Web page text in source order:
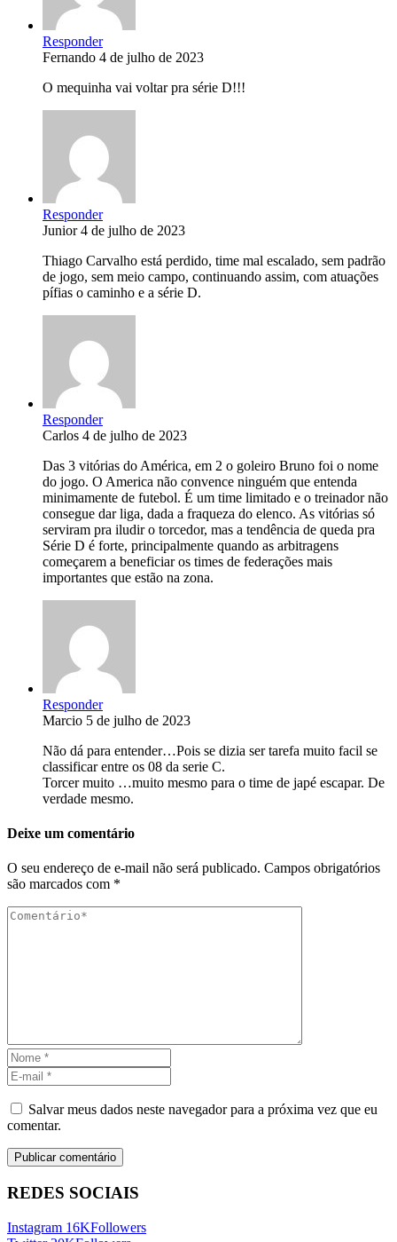
Responder
Fernando 4 de julho de 2023
O mequinha vai voltar pra série D!!!
Responder
Junior4 de julho de 2023
Thiago Carvalho está perdido, time mal escalado, sem padrão
de jogo, sem meio campo, continuando assim, com atuações
pífias o caminho e a série D.
Responder
Carlos 4 de julho de 2023
Das 3 vitórias do América, em 2 o goleiro Bruno foi o nome
do jogo. O America não convence ninguém que entenda
minimamente de futebol. É um time limitado e o treinador não
consegue dar liga, dada a fraqueza do elenco. As vitórias só
serviram pra iludir o torcedor, mas a tendência de queda pra
Série D é forte, principalmente quando as arbitragens
começarem a beneficiar os times de federações mais
importantes que estão na zona.
Responder
Marcio 5 de julho de 2023
Não dá para entender…Pois se dizia ser tarefa muito facil se
classificar entre os 08 da serie C.
Torcer muito …muito mesmo para o time de japé escapar. De
verdade mesmo.
Deixe um comentário
O seu endereço de e-mail não será publicado. Campos obrigatórios
são marcados com *
Salvar meus dados neste navegador para a próxima vez que eu
comentar.
REDES SOCIAIS
Instagram 16KFollowers